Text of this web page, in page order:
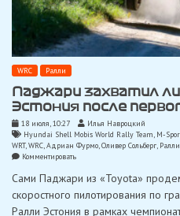
WRC Ралли
Паджари захватил
Эстония после
18 июля, 10:27
Илья Навроцкий
Hyundai Shell Mobis World Rally Team, M-
WRT,WRC,Адриан Фурмо,Оливер Сольберг, Ралли
Комментироватьon
захватил
на
Ралли
Сами Паджари из «Toyota»
скоростного пилотирования по
Ралли Эстония в рамках